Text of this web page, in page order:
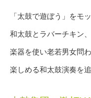
「太鼓で遊ぼう」をモ
和太鼓とラバーチキン
楽器を使い老若男女問
楽しめる和太鼓演奏を